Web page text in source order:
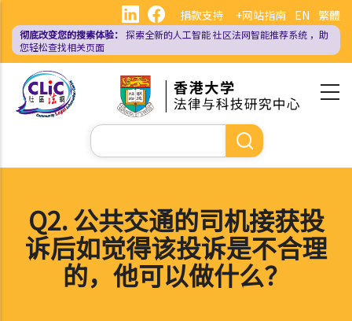
主
EN 繁體
捐款支持 +网站指南
彻底改变您的搜索体验： 探索全新的人工智能社区法网智能推荐系统 ，助
您轻松查找相关页面
搜
索
Q2. 公共交通的司机接获投
诉后如觉得该投诉是不合理
的，他可以做什么？